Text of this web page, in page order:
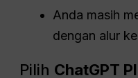
Anda masih
dengan alur
Pilih ChatGPT